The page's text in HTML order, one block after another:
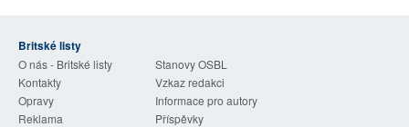
Britské listy
O nás - Britské listy
Stanovy OSBL
Kontakty
Vzkaz redakci
Opravy
Informace pro autory
Reklama
Příspěvky